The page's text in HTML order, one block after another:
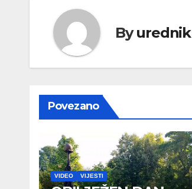
Byurednik
Povezano
VIDEO VIJESTI